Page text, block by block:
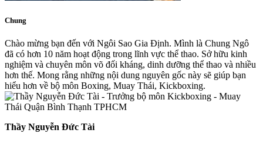
Chung
Chào mừng bạn đến với Ngôi Sao Gia Định. Mình là Chung Ngô
đã có hơn 10 năm hoạt động trong lĩnh vực thể thao. Sở hữu kinh
nghiệm và chuyên môn võ đối kháng, dinh dưỡng thể thao và nhiều
hơn thế. Mong rằng những nội dung nguyên gốc này sẽ giúp bạn
hiểu hơn về bộ môn Boxing, Muay Thái, Kickboxing.
Thầy Nguyễn Đức Tài